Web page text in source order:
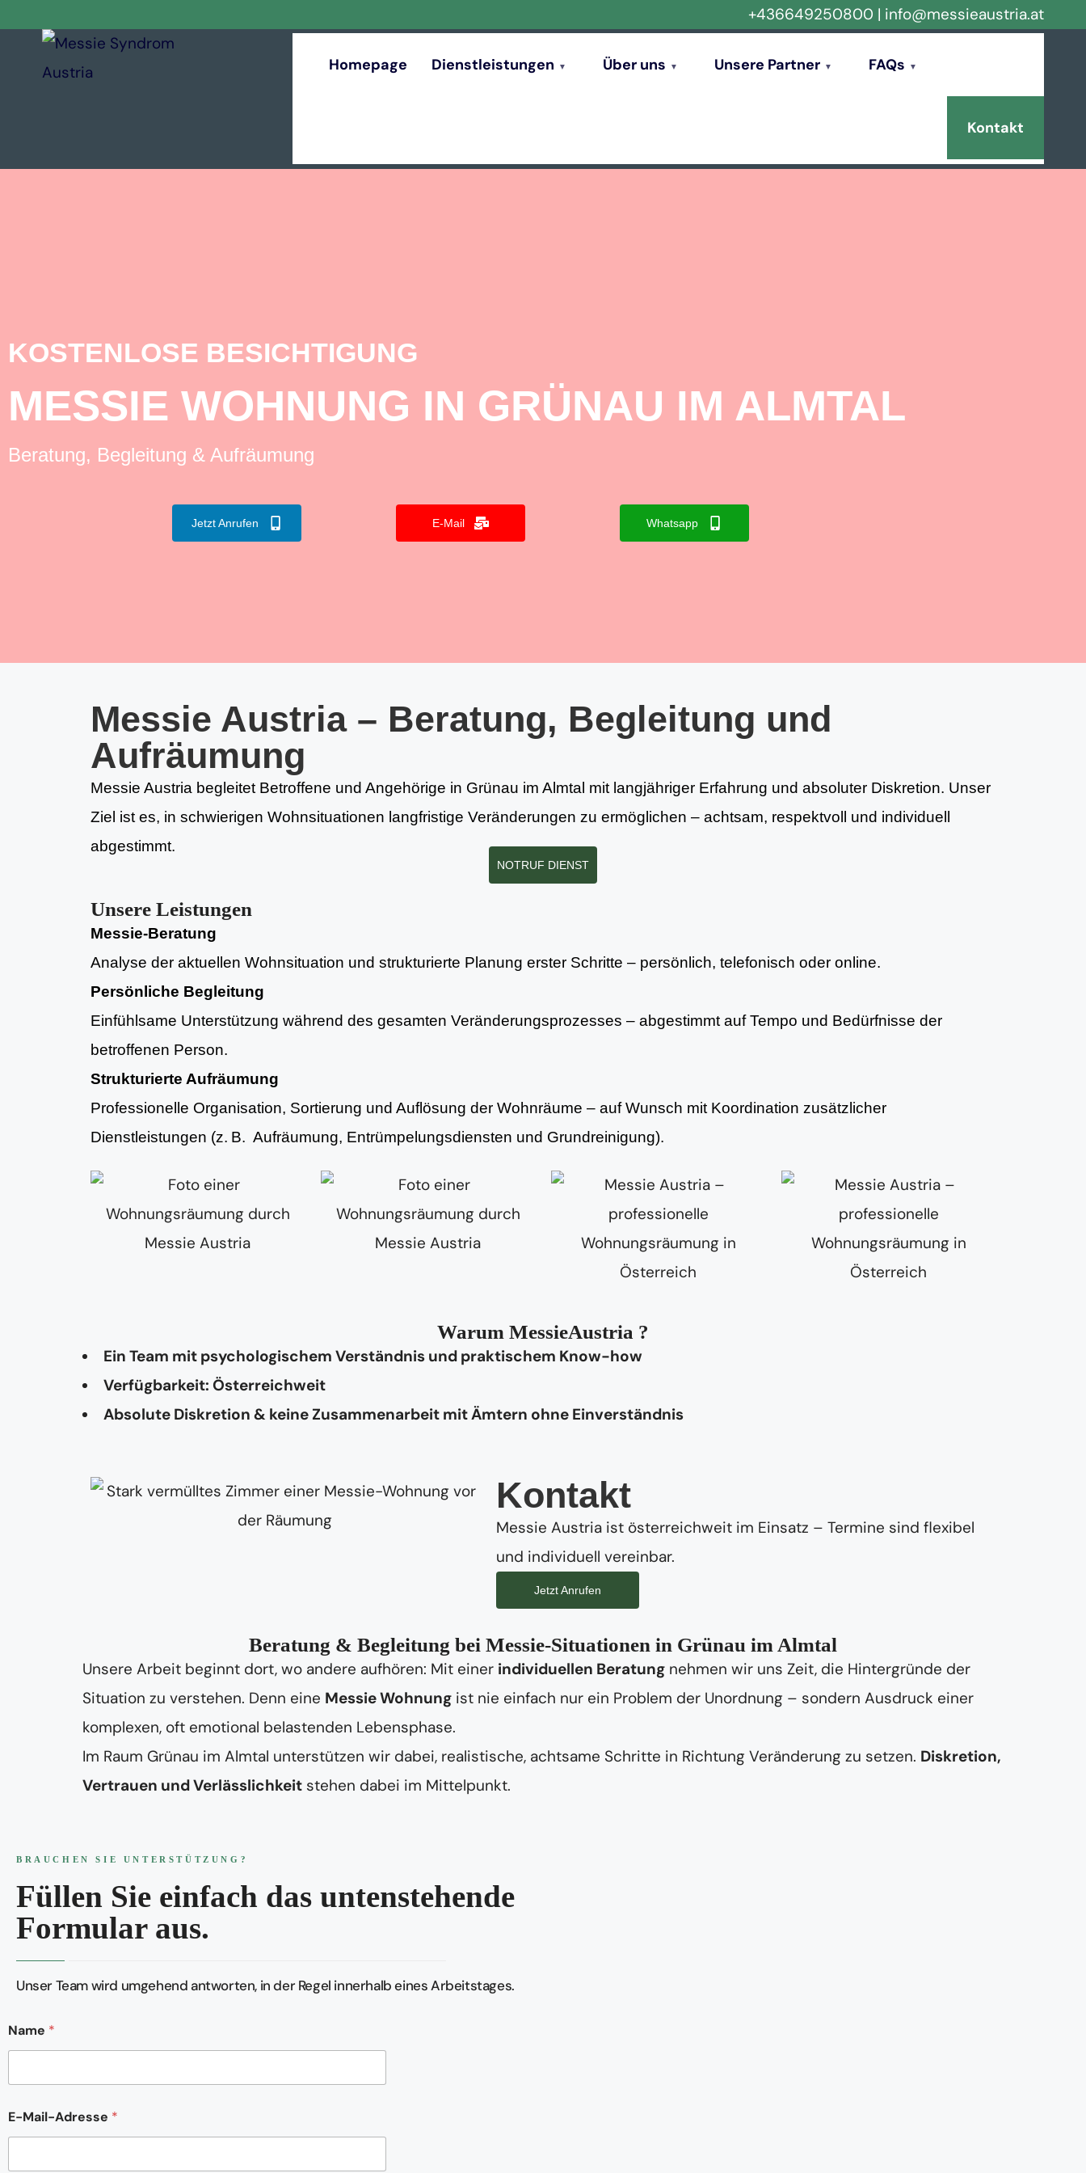
+436649250800 | info@messieaustria.at
Homepage Dienstleistungen Über uns Unsere Partner FAQs
Kontakt
KOSTENLOSE BESICHTIGUNG
MESSIE WOHNUNG IN GRÜNAU IM ALMTAL
Beratung, Begleitung & Aufräumung
Jetzt Anrufen E-Mail Whatsapp
Messie Austria – Beratung, Begleitung und
Aufräumung
Messie Austria begleitet Betroffene und Angehörige in Grünau im Almtal mit langjähriger Erfahrung und absoluter Diskretion. Unser
Ziel ist es, in schwierigen Wohnsituationen langfristige Veränderungen zu ermöglichen – achtsam, respektvoll und individuell
abgestimmt.
NOTRUF DIENST
Unsere Leistungen
Messie-Beratung
Analyse der aktuellen Wohnsituation und strukturierte Planung erster Schritte – persönlich, telefonisch oder online.
Persönliche Begleitung
Einfühlsame Unterstützung während des gesamten Veränderungsprozesses – abgestimmt auf Tempo und Bedürfnisse der
betroffenen Person.
Strukturierte Aufräumung
Professionelle Organisation, Sortierung und Auflösung der Wohnräume – auf Wunsch mit Koordination zusätzlicher
Dienstleistungen (z. B. Aufräumung, Entrümpelungsdiensten und Grundreinigung).
Warum MessieAustria ?
Ein Team mit psychologischem Verständnis und praktischem Know-how
Verfügbarkeit: Österreichweit
Absolute Diskretion & keine Zusammenarbeit mit Ämtern ohne Einverständnis
Kontakt
Messie Austria ist österreichweit im Einsatz – Termine sind flexibel
und individuell vereinbar.
Jetzt Anrufen
Beratung & Begleitung bei Messie-Situationen in Grünau im Almtal
Unsere Arbeit beginnt dort, wo andere aufhören: Mit einer individuellen Beratung nehmen wir uns Zeit, die Hintergründe der
Situation zu verstehen. Denn eine Messie Wohnung ist nie einfach nur ein Problem der Unordnung – sondern Ausdruck einer
komplexen, oft emotional belastenden Lebensphase.
Im Raum Grünau im Almtal unterstützen wir dabei, realistische, achtsame Schritte in Richtung Veränderung zu setzen. Diskretion,
Vertrauen und Verlässlichkeit stehen dabei im Mittelpunkt.
BRAUCHEN SIE UNTERSTÜTZUNG?
Füllen Sie einfach das untenstehende
Formular aus.
Unser Team wird umgehend antworten, in der Regel innerhalb eines Arbeitstages.
Name *
E-Mail-Adresse *